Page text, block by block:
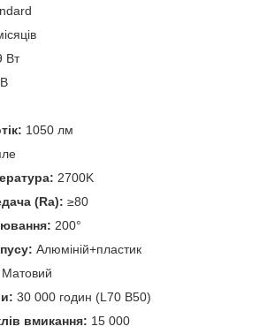
Вт
1050 лм
2700K
(Ra): ≥80
200°
Алюміній+пластик
Матовий
30 000 годин (L70 B50)
вмикання: 15 000